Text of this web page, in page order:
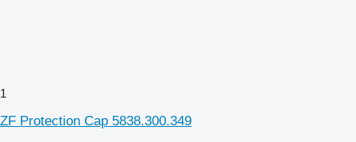
1
ZF Protection Cap 5838.300.349